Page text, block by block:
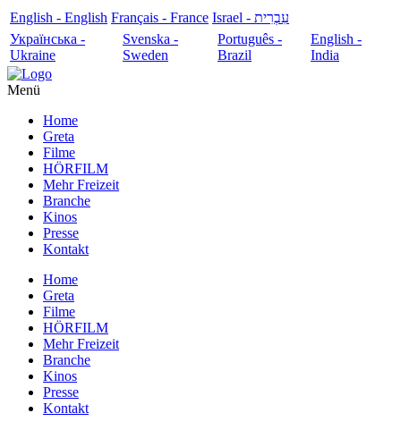
English - English Français - France
עִבְרִית - Israel
Українська -
Ukraine
Svenska -
Sweden
Português -
Brazil
English -
India
Menü
Home
Greta
Filme
HÖRFILM
Mehr Freizeit
Branche
Kinos
Presse
Kontakt
Home
Greta
Filme
HÖRFILM
Mehr Freizeit
Branche
Kinos
Presse
Kontakt